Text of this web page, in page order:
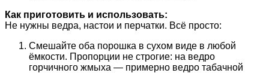
Как приготовить и использовать:
Не нужны ведра, настои и перчатки. Всё просто:
Смешайте оба порошка в сухом виде в любой
ёмкости. Пропорции не строгие: на ведро
горчичного жмыха — примерно ведро табачной